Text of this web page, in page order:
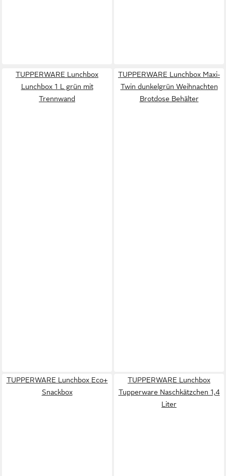
TUPPERWARE Lunchbox
Lunchbox 1 L grün mit
Trennwand
TUPPERWARE Lunchbox Maxi-
Twin dunkelgrün Weihnachten
Brotdose Behälter
TUPPERWARE Lunchbox Eco+
Snackbox
TUPPERWARE Lunchbox
Tupperware Naschkätzchen 1,4
Liter